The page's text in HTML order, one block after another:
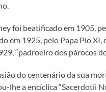
foi beatificado em 1905,
em 1925, pelo Papa Pio XI,
“padroeiro dos párocos
do centenário da sua
lhe a encíclica “Sacerdotii